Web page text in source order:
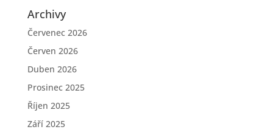
Archivy
Červenec 2026
Červen 2026
Duben 2026
Prosinec 2025
Říjen 2025
Září 2025